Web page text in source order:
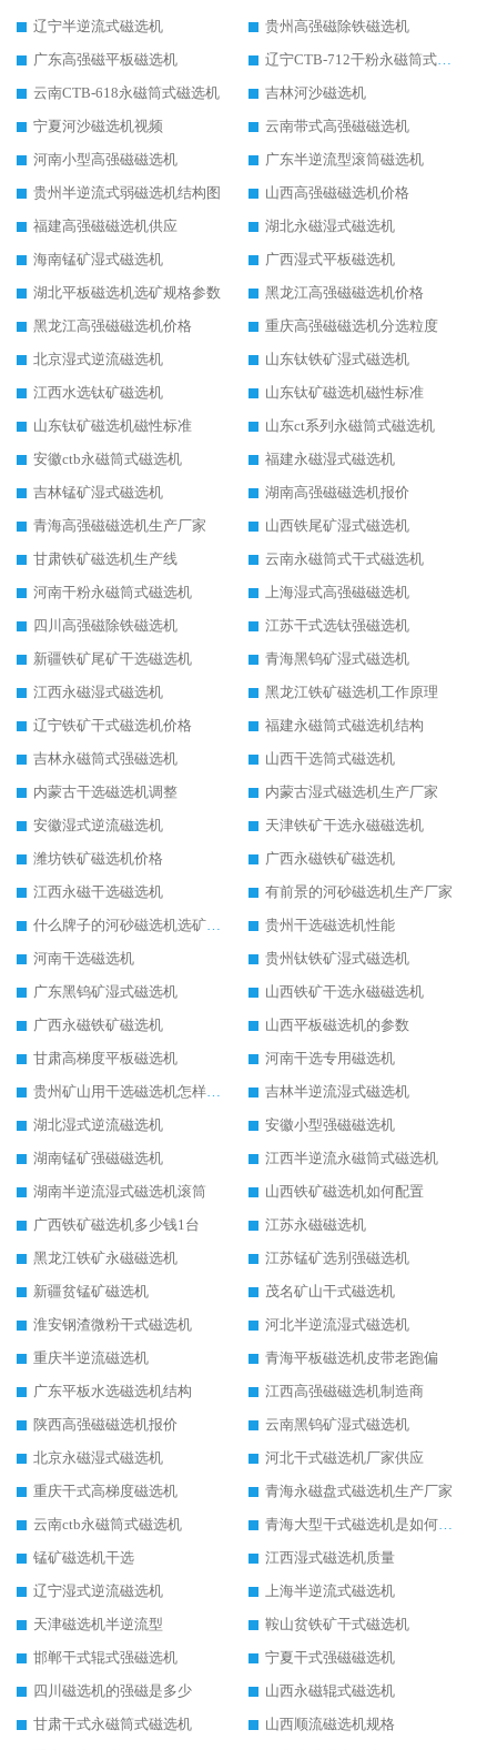
辽宁半逆流式磁选机
贵州高强磁除铁磁选机
广东高强磁平板磁选机
辽宁CTB-712干粉永磁筒式磁选机
云南CTB-618永磁筒式磁选机
吉林河沙磁选机
宁夏河沙磁选机视频
云南带式高强磁磁选机
河南小型高强磁磁选机
广东半逆流型滚筒磁选机
贵州半逆流式弱磁选机结构图
山西高强磁磁选机价格
福建高强磁磁选机供应
湖北永磁湿式磁选机
海南锰矿湿式磁选机
广西湿式平板磁选机
湖北平板磁选机选矿规格参数
黑龙江高强磁磁选机价格
黑龙江高强磁磁选机价格
重庆高强磁磁选机分选粒度
北京湿式逆流磁选机
山东钛铁矿湿式磁选机
江西水选钛矿磁选机
山东钛矿磁选机磁性标准
山东钛矿磁选机磁性标准
山东ct系列永磁筒式磁选机
安徽ctb永磁筒式磁选机
福建永磁湿式磁选机
吉林锰矿湿式磁选机
湖南高强磁磁选机报价
青海高强磁磁选机生产厂家
山西铁尾矿湿式磁选机
甘肃铁矿磁选机生产线
云南永磁筒式干式磁选机
河南干粉永磁筒式磁选机
上海湿式高强磁磁选机
四川高强磁除铁磁选机
江苏干式选钛强磁选机
新疆铁矿尾矿干选磁选机
青海黑钨矿湿式磁选机
江西永磁湿式磁选机
黑龙江铁矿磁选机工作原理
辽宁铁矿干式磁选机价格
福建永磁筒式磁选机结构
吉林永磁筒式强磁选机
山西干选筒式磁选机
内蒙古干选磁选机调整
内蒙古湿式磁选机生产厂家
安徽湿式逆流磁选机
天津铁矿干选永磁磁选机
潍坊铁矿磁选机价格
广西永磁铁矿磁选机
江西永磁干选磁选机
有前景的河砂磁选机生产厂家
什么牌子的河砂磁选机选矿效果好
贵州干选磁选机性能
河南干选磁选机
贵州钛铁矿湿式磁选机
广东黑钨矿湿式磁选机
山西铁矿干选永磁磁选机
广西永磁铁矿磁选机
山西平板磁选机的参数
甘肃高梯度平板磁选机
河南干选专用磁选机
贵州矿山用干选磁选机怎样调磁
吉林半逆流湿式磁选机
湖北湿式逆流磁选机
安徽小型强磁磁选机
湖南锰矿强磁磁选机
江西半逆流永磁筒式磁选机
湖南半逆流湿式磁选机滚筒
山西铁矿磁选机如何配置
广西铁矿磁选机多少钱1台
江苏永磁磁选机
黑龙江铁矿永磁磁选机
江苏锰矿选别强磁选机
新疆贫锰矿磁选机
茂名矿山干式磁选机
淮安钢渣微粉干式磁选机
河北半逆流湿式磁选机
重庆半逆流磁选机
青海平板磁选机皮带老跑偏
广东平板水选磁选机结构
江西高强磁磁选机制造商
陕西高强磁磁选机报价
云南黑钨矿湿式磁选机
北京永磁湿式磁选机
河北干式磁选机厂家供应
重庆干式高梯度磁选机
青海永磁盘式磁选机生产厂家
云南ctb永磁筒式磁选机
青海大型干式磁选机是如何选矿的
锰矿磁选机干选
江西湿式磁选机质量
辽宁湿式逆流磁选机
上海半逆流式磁选机
天津磁选机半逆流型
鞍山贫铁矿干式磁选机
邯郸干式辊式强磁选机
宁夏干式强磁磁选机
四川磁选机的强磁是多少
山西永磁辊式磁选机
甘肃干式永磁筒式磁选机
山西顺流磁选机规格